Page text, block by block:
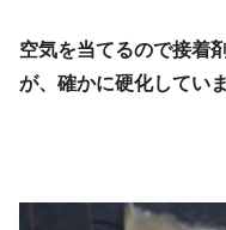
空気を当てるので接着
が、確かに硬化してい